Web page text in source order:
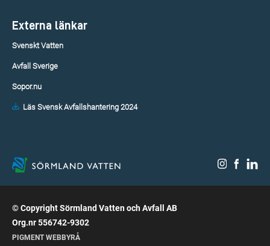
Externa länkar
Svenskt Vatten
Avfall Sverige
Sopor.nu
Läs Svensk Avfallshantering 2024
© Copyright Sörmland Vatten och Avfall AB
Org.nr 556742-9302
PIGMENT WEBBYRÅ